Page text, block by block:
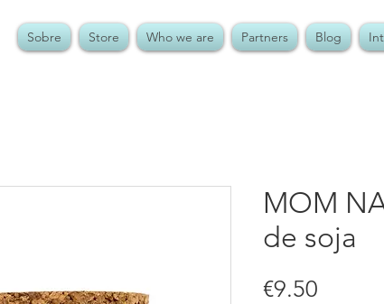
Sobre Store Who we are Partners Blog
MOM
de soja
€9.50